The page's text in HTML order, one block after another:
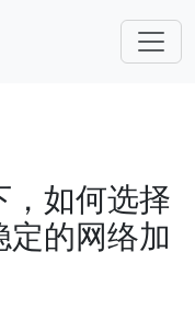
如何选择
的网络加